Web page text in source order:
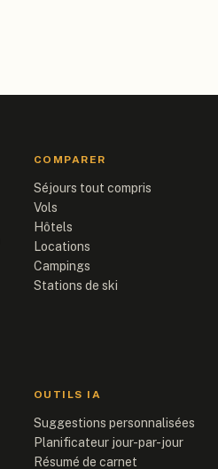
COMPARER
Séjours tout compris
Vols
Hôtels
Locations
Campings
Stations de ski
OUTILS IA
Suggestions personnalisées
Planificateur jour-par-jour
Résumé de carnet